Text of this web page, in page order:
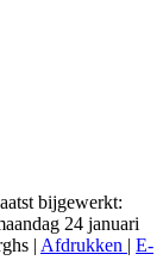
bijgewerkt:
24 januari
| Afdrukken | E-